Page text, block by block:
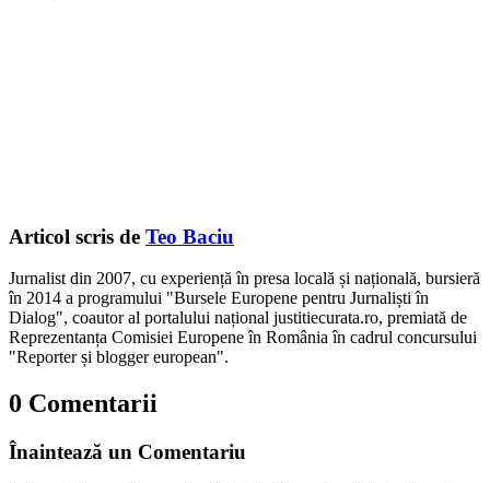
Articol scris de Teo Baciu
Jurnalist din 2007, cu experiență în presa locală și națională, bursieră
în 2014 a programului "Bursele Europene pentru Jurnaliști în
Dialog", coautor al portalului național justitiecurata.ro, premiată de
Reprezentanța Comisiei Europene în România în cadrul concursului
"Reporter și blogger european".
0 Comentarii
Înaintează un Comentariu